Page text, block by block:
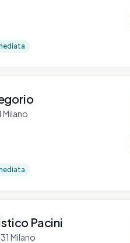
Milano
Pacini
Milano